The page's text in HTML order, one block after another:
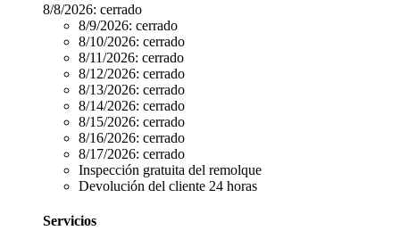
8/8/2026: cerrado
8/9/2026: cerrado
8/10/2026: cerrado
8/11/2026: cerrado
8/12/2026: cerrado
8/13/2026: cerrado
8/14/2026: cerrado
8/15/2026: cerrado
8/16/2026: cerrado
8/17/2026: cerrado
Inspección gratuita del remolque
Devolución del cliente 24 horas
Servicios